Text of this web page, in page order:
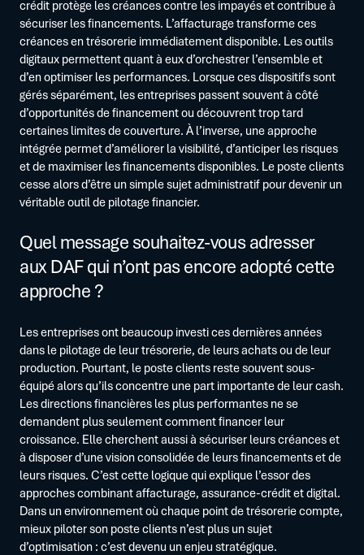
crédit protège les créances contre les impayés et contribue à
sécuriser les financements. L’affacturage transforme ces
créances en trésorerie immédiatement disponible. Les outils
digitaux permettent quant à eux d’orchestrer l’ensemble et
d’en optimiser les performances. Lorsque ces dispositifs sont
gérés séparément, les entreprises passent souvent à côté
d’opportunités de financement ou découvrent trop tard
certaines limites de couverture. À l’inverse, une approche
intégrée permet d’améliorer la visibilité, d’anticiper les risques
et de maximiser les financements disponibles. Le poste clients
cesse alors d’être un simple sujet administratif pour devenir un
véritable outil de pilotage financier.
Quel message souhaitez-vous adresser
aux DAF qui n’ont pas encore adopté cette
approche ?
Les entreprises ont beaucoup investi ces dernières années
dans le pilotage de leur trésorerie, de leurs achats ou de leur
production. Pourtant, le poste clients reste souvent sous-
équipé alors qu’ils concentre une part importante de leur cash.
Les directions financières les plus performantes ne se
demandent plus seulement comment financer leur
croissance. Elle cherchent aussi à sécuriser leurs créances et
à disposer d’une vision consolidée de leurs financements et de
leurs risques. C’est cette logique qui explique l’essor des
approches combinant affacturage, assurance-crédit et digital.
Dans un environnement où chaque point de trésorerie compte,
mieux piloter son poste clients n’est plus un sujet
d’optimisation : c’est devenu un enjeu stratégique.